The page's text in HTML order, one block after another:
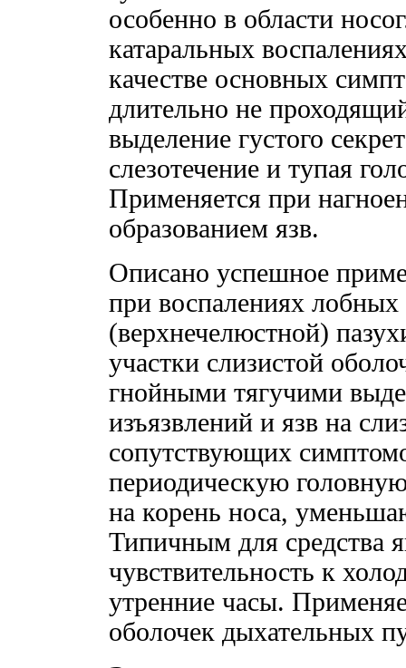
особенно в области
катаральных
качестве основных
длительно не
выделение густого
слезотечение и тупая
Применяется при
образованием язв.
Описано успешное
при воспалениях
(верхнечелюстной)
участки слизистой
гнойными тягучими
изъязвлений и язв на
сопутствующих
периодическую
на корень носа,
Типичным для средства
чувствительность к
утренние часы.
оболочек дыхательных